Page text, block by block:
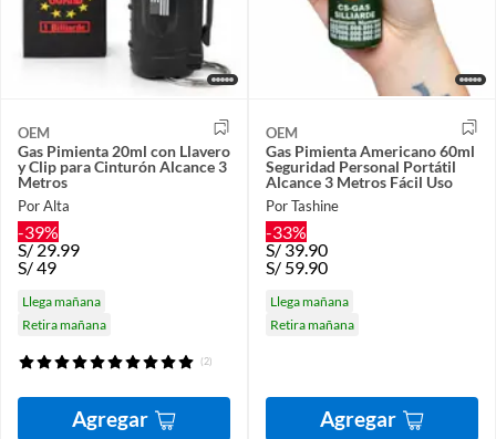
OEM
Gas Pimienta 20ml con Llavero
y Clip para Cinturón Alcance 3
Metros
Por Alta
-39%
S/ 29.99
S/49
Llega mañana
Retira mañana
(2)
Agregar
OEM
Gas Pimienta Americano 60ml
Seguridad Personal Portátil
Alcance 3 Metros Fácil Uso
Por Tashine
-33%
S/ 39.90
S/ 59.90
Llega mañana
Retira mañana
Agregar